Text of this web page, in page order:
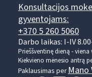
Konsultacijos
gyventojams:
+370 5 260 5060
Darbo laikas: I-IV
Prieššventinę dieną -
Kiekvieno mėnesio antrą
Paklausimas per Mano